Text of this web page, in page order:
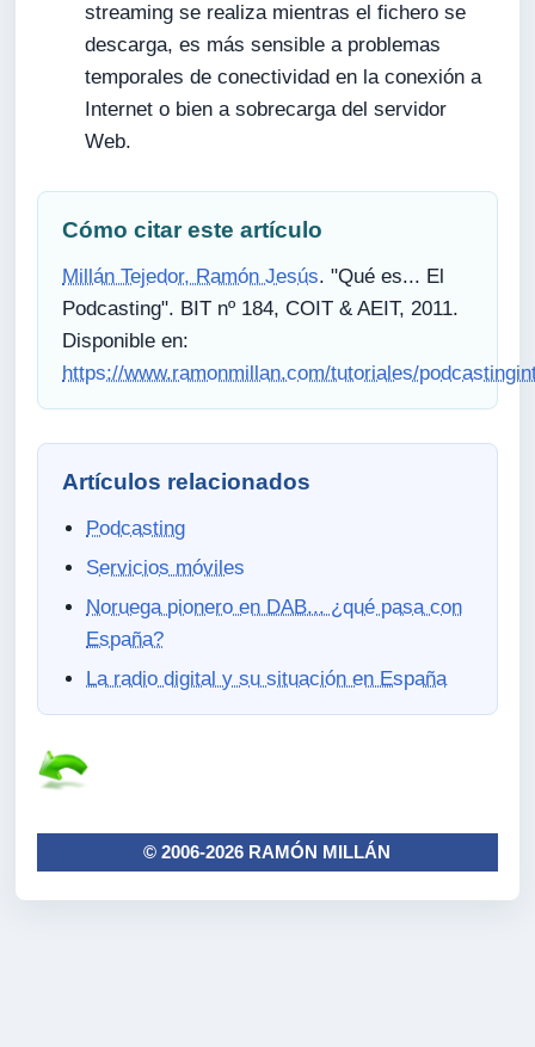
streaming se realiza mientras el fichero se
descarga, es más sensible a problemas
temporales de conectividad en la conexión a
Internet o bien a sobrecarga del servidor
Web.
Cómo citar este artículo
Millán Tejedor, Ramón Jesús. "Qué es... El
Podcasting". BIT nº 184, COIT & AEIT, 2011.
Disponible en:
https://www.ramonmillan.com/tutoriales/
Artículos relacionados
Podcasting
Servicios móviles
Noruega pionero en DAB... ¿qué pasa con
España?
La radio digital y su situación en España
© 2006-2026 RAMÓN MILLÁN